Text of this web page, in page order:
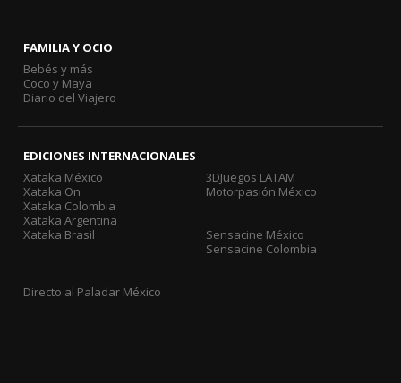
FAMILIA Y OCIO
Bebés y más
Coco y Maya
Diario del Viajero
EDICIONES INTERNACIONALES
Xataka México
Xataka On
Xataka Colombia
Xataka Argentina
Xataka Brasil
3DJuegos LATAM
Motorpasión México
Sensacine México
Sensacine Colombia
Directo al Paladar México